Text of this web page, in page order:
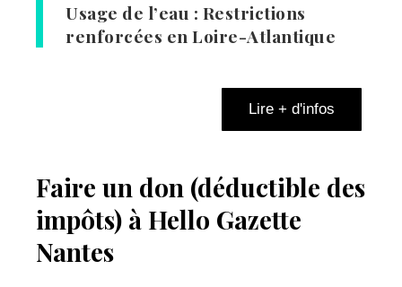
Usage de l’eau : Restrictions
renforcées en Loire-Atlantique
Lire + d'infos
Faire un don (déductible des
impôts) à Hello Gazette
Nantes